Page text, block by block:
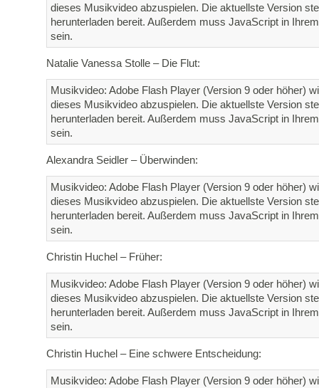
dieses Musikvideo abzuspielen. Die aktuellste Version
herunterladen bereit. Außerdem muss JavaScript in
sein.
Natalie Vanessa Stolle – Die Flut:
Musikvideo: Adobe Flash Player (Version 9 oder höher)
dieses Musikvideo abzuspielen. Die aktuellste Version
herunterladen bereit. Außerdem muss JavaScript in
sein.
Alexandra Seidler – Überwinden:
Musikvideo: Adobe Flash Player (Version 9 oder höher)
dieses Musikvideo abzuspielen. Die aktuellste Version
herunterladen bereit. Außerdem muss JavaScript in
sein.
Christin Huchel – Früher:
Musikvideo: Adobe Flash Player (Version 9 oder höher)
dieses Musikvideo abzuspielen. Die aktuellste Version
herunterladen bereit. Außerdem muss JavaScript in
sein.
Christin Huchel – Eine schwere Entscheidung:
Musikvideo: Adobe Flash Player (Version 9 oder höher)